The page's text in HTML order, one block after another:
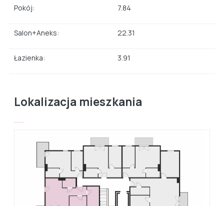
Pokój: 7.84
Salon+Aneks: 22.31
Łazienka: 3.91
Lokalizacja mieszkania